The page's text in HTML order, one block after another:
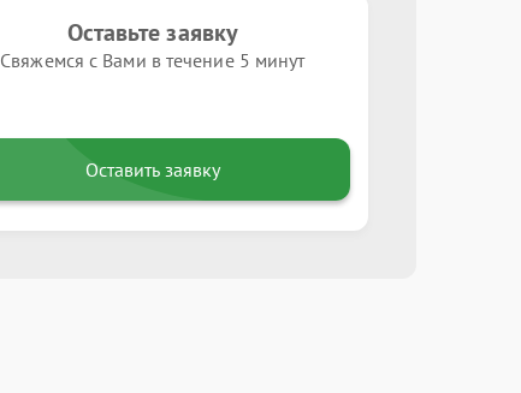
Оставьте заявку
Свяжемся с Вами в течение 5 минут
Оставить заявку